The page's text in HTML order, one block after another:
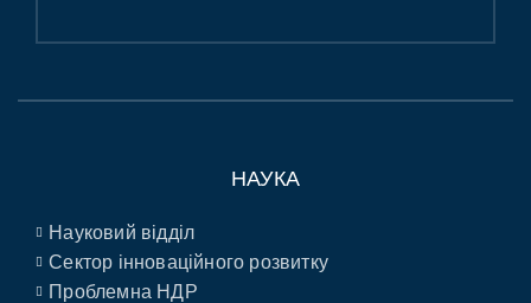
НАУКА
Науковий відділ
Сектор інноваційного розвитку
Проблемна НДР